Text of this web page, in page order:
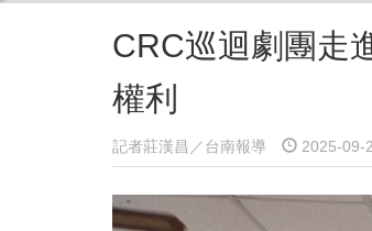
CRC巡迴劇團走
權利
記者莊漢昌／台南報導 2025-09-